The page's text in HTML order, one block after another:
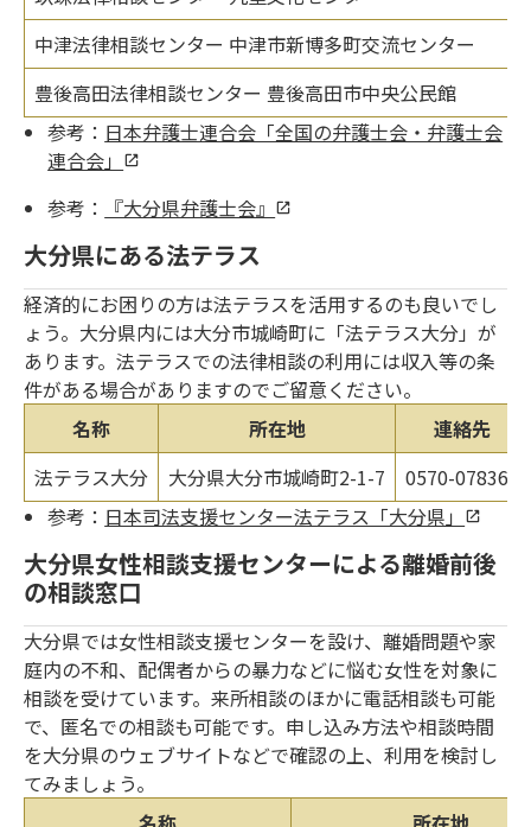
中津法律相談センター 中津市新博多町交流センター
豊後高田法律相談センター 豊後高田市中央公民館
参考： 日本弁護士連合会「全国の弁護士会・弁護士会
連合会」
参考：
『大分県弁護士会』
大分県にある法テラス
経済的にお困りの方は法テラスを活用するのも良いでし
ょう。大分県内には大分市城崎町に「法テラス大分」が
あります。法テラスでの法律相談の利用には収入等の条
件がある場合がありますのでご留意ください。
名称
所在地
連絡先
法テラス大分
大分県大分市城崎町2-1-7
0570-078363
参考： 日本司法支援センター法テラス「大分県」
大分県女性相談支援センターによる離婚前後
の相談窓口
大分県では女性相談支援センターを設け、離婚問題や家
庭内の不和、配偶者からの暴力などに悩む女性を対象に
相談を受けています。来所相談のほかに電話相談も可能
で、匿名での相談も可能です。申し込み方法や相談時間
を大分県のウェブサイトなどで確認の上、利用を検討し
てみましょう。